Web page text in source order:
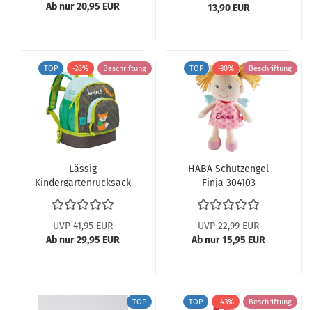
Ab nur 20,95 EUR
13,90 EUR
TOP -28% Beschriftung
Lässig
Kindergartenrucksack
Fuchs
UVP 41,95 EUR
Ab nur 29,95 EUR
TOP -30% Beschriftung
HABA Schutzengel
Finja 304103
UVP 22,99 EUR
Ab nur 15,95 EUR
TOP TOP -43% Beschriftung